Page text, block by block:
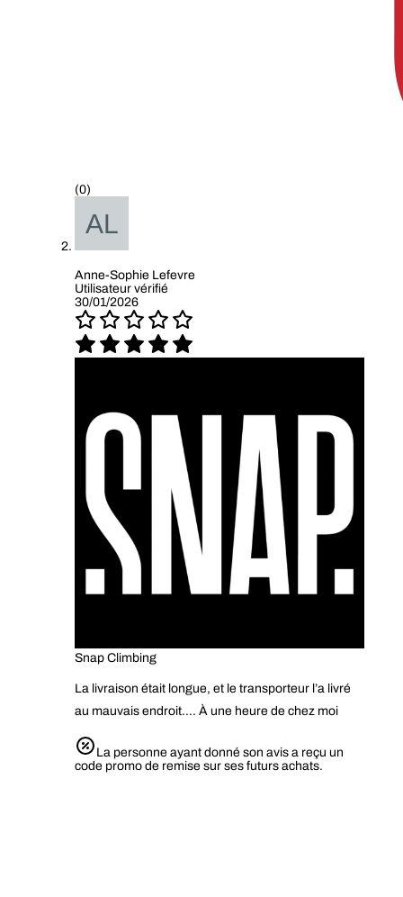
(0)
Anne-Sophie Lefevre
Utilisateur vérifié
30/01/2026
Snap Climbing
La livraison était longue, et le transporteur l’a livré
au mauvais endroit…. À une heure de chez moi
La personne ayant donné son avis a reçu un
code promo de remise sur ses futurs achats.